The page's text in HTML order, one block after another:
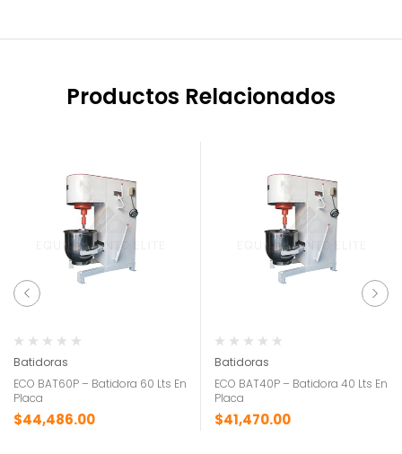
Productos Relacionados
Batidoras
ECO BAT60P – Batidora 60 Lts En
Placa
$44,486.00
Batidoras
ECO BAT40P – Batidora 40 Lts En
Placa
$41,470.00